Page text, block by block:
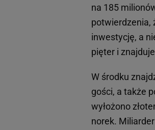
na 185
potwierdzenia,
inwestycję, a
pięter i
W środku
gości, a także
wyłożono
norek.